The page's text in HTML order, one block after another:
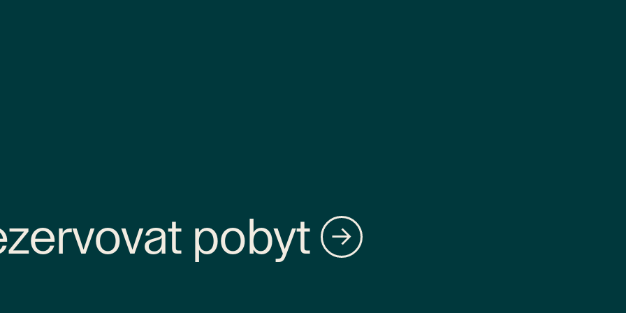
pobyt